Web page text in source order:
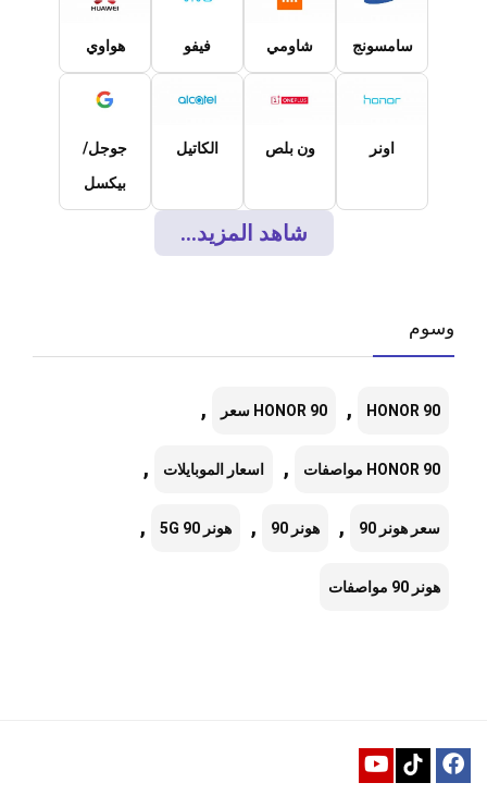
سامسونج شاومي فيفو هواوي
اونر ون بلص الكاتيل
جوجل/
بيكسل
شاهد المزيد...
وسوم
HONOR 90
, HONOR 90 سعر ,
HONOR 90 مواصفات , اسعار الموبايلات ,
سعر هونر 90 , هونر 90 , هونر 90 5G ,
هونر 90 مواصفات